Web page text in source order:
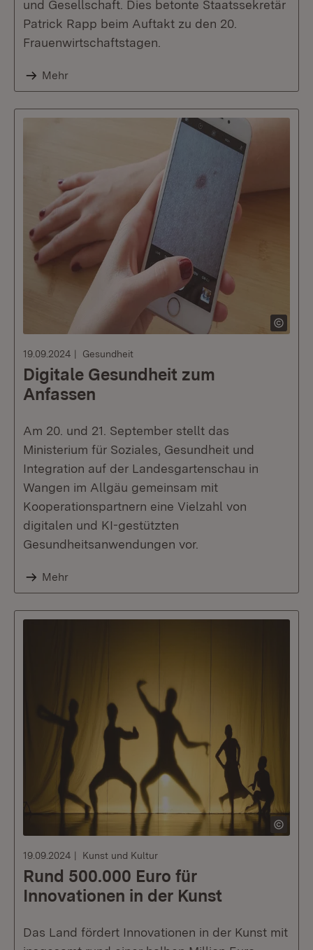
und Gesellschaft. Dies betonte Staatssekretär
Patrick Rapp beim Auftakt zu den 20.
Frauenwirtschaftstagen.
Mehr
19.09.2024 Gesundheit
Digitale Gesundheit zum
Anfassen
Am 20. und 21. September stellt das
Ministerium für Soziales, Gesundheit und
Integration auf der Landesgartenschau in
Wangen im Allgäu gemeinsam mit
Kooperationspartnern eine Vielzahl von
digitalen und KI-gestützten
Gesundheitsanwendungen vor.
Mehr
19.09.2024 Kunst und Kultur
Rund 500.000 Euro für
Innovationen in der Kunst
Das Land fördert Innovationen in der Kunst mit